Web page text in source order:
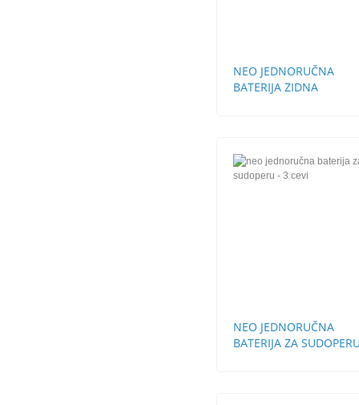
NEO JEDNORUČNA
BATERIJA ZIDNA
NEO JEDNORUČNA
BATERIJA ZA